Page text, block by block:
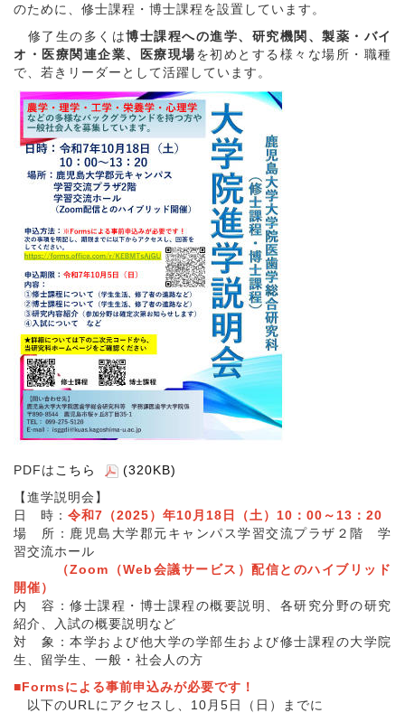
のために、修士課程・博士課程を設置しています。
修了生の多くは博士課程への進学、研究機関、製薬・バイ
オ・医療関連企業、医療現場を初めとする様々な場所・職種
で、若きリーダーとして活躍しています。
PDFは こちら
(320KB)
【進学説明会】
日 時： 令和7（2025）年10月18日（土）10：00～13：20
場 所：鹿児島大学郡元キャンパス学習交流プラザ２階 学
習交流ホール
（Zoom（Web会議サービス）配信とのハイブリッド
開催）
内 容：修士課程・博士課程の概要説明、各研究分野の研究
紹介、入試の概要説明など
対 象：本学および他大学の学部生および修士課程の大学院
生、留学生、一般・社会人の方
■Formsによる事前申込みが必要です！
以下のURLにアクセスし、10月5日（日）までに